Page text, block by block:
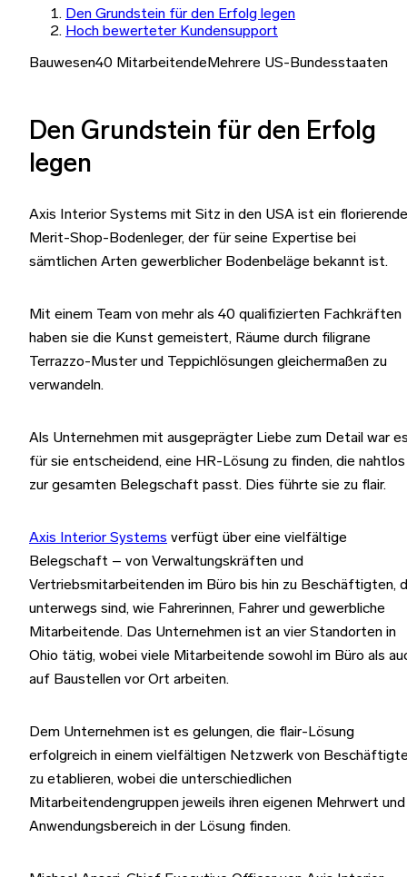
Den Grundstein für den Erfolg legen
Hoch bewerteter Kundensupport
Bauwesen40 Mitarbeitende Mehrere US-Bundesstaaten
Den Grundstein für den Erfolg
legen
Axis Interior Systems mit Sitz in den USA ist ein
Merit-Shop-Bodenleger, der für seine Expertise bei
sämtlichen Arten gewerblicher Bodenbeläge bekannt ist.
Mit einem Team von mehr als 40 qualifizierten Fachkräften
haben sie die Kunst gemeistert, Räume durch filigrane
Terrazzo-Muster und Teppichlösungen gleichermaßen zu
verwandeln.
Als Unternehmen mit ausgeprägter Liebe zum Detail war
für sie entscheidend, eine HR-Lösung zu finden, die nahtlos
zur gesamten Belegschaft passt. Dies führte sie zu flair.
Axis Interior Systems verfügt über eine vielfältige
Belegschaft – von Verwaltungskräften und
Vertriebsmitarbeitenden im Büro bis hin zu Beschäftigten,
unterwegs sind, wie Fahrerinnen, Fahrer und gewerbliche
Mitarbeitende. Das Unternehmen ist an vier Standorten in
Ohio tätig, wobei viele Mitarbeitende sowohl im Büro als
auf Baustellen vor Ort arbeiten.
Dem Unternehmen ist es gelungen, die flair-Lösung
erfolgreich in einem vielfältigen Netzwerk von
zu etablieren, wobei die unterschiedlichen
Mitarbeitendengruppen jeweils ihren eigenen Mehrwert und
Anwendungsbereich in der Lösung finden.